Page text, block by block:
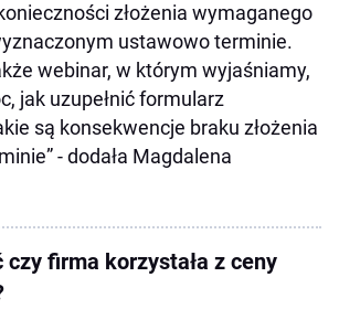
złożenia wymaganego
ustawowo terminie.
webinar, w którym wyjaśniamy,
jak uzupełnić formularz
są konsekwencje braku złożenia
- dodała Magdalena
firma korzystała z ceny